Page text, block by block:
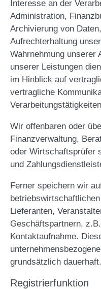
Interesse an der
Administration,
Archivierung von
Aufrechterhaltung
Wahrnehmung unserer
unserer Leistungen
im Hinblick auf
vertragliche
Wir offenbaren oder
Finanzverwaltung,
oder Wirtschaftsprüfer
und
Ferner speichern wir
Lieferanten,
Geschäftspartnern,
Kontaktaufnahme.
grundsätzlich dauerhaft.
Registrierfunktion